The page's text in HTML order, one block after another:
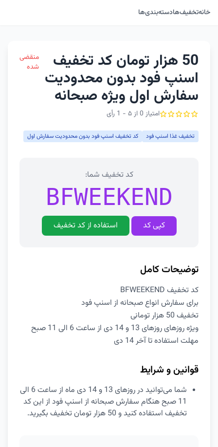
خانهتخفیف‌هادسته‌بندی‌ها
50 هزار تومان کد تخفیف
اسنپ فود بدون محدودیت
سفارش اول ویژه صبحانه
امتیاز 0 از ۵ - 1 رأی
منقضی
شده
تخفیف غذا اسنپ فود کد تخفیف اسنپ فود بدون محدودیت سفارش اول
کد تخفیف شما:
BFWEEKEND
کپی کد استفاده از کد تخفیف
توضیحات کامل
کد تخفیف BFWEEKEND
برای سفارش انواع صبحانه از اسنپ فود
تخفیف 50 هزار تومانی
ویژه روزهای روزهای 13 و 14 دی از ساعت 6 الی 11 صبح
مهلت استفاده تا آخر 14 دی
قوانین و شرایط
شما می‌توانید در روزهای 13 و 14 دی ماه از ساعت 6 الی
11 صبح هنگام سفارش صبحانه از اسنپ فود از این کد
تخفیف استفاده کنید و 50 هزار تومان تخفیف بگیرید.